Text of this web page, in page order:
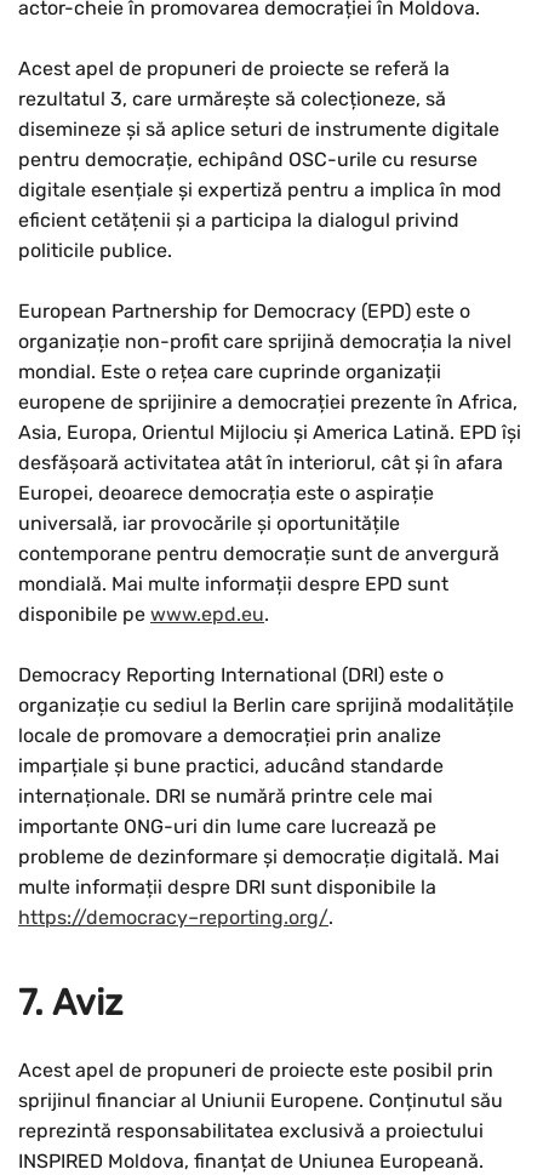
actor-cheie în promovarea democrației în Moldova.
Acest apel de propuneri de proiecte se referă la
rezultatul 3, care urmărește să colecționeze, să
disemineze și să aplice seturi de instrumente digitale
pentru democrație, echipând OSC-urile cu resurse
digitale esențiale și expertiză pentru a implica în mod
eficient cetățenii și a participa la dialogul privind
politicile publice.
European Partnership for Democracy (EPD) este o
organizație non-profit care sprijină democrația la nivel
mondial. Este o rețea care cuprinde organizații
europene de sprijinire a democrației prezente în Africa,
Asia, Europa, Orientul Mijlociu și America Latină. EPD își
desfășoară activitatea atât în interiorul, cât și în afara
Europei, deoarece democrația este o aspirație
universală, iar provocările și oportunitățile
contemporane pentru democrație sunt de anvergură
mondială. Mai multe informații despre EPD sunt
disponibile pe www.epd.eu.
Democracy Reporting International (DRI) este o
organizație cu sediul la Berlin care sprijină modalitățile
locale de promovare a democrației prin analize
imparțiale și bune practici, aducând standarde
internaționale. DRI se numără printre cele mai
importante ONG-uri din lume care lucrează pe
probleme de dezinformare și democrație digitală. Mai
multe informații despre DRI sunt disponibile la
https://democracy–reporting.org/.
7. Aviz
Acest apel de propuneri de proiecte este posibil prin
sprijinul financiar al Uniunii Europene. Conținutul său
reprezintă responsabilitatea exclusivă a proiectului
INSPIRED Moldova, finanțat de Uniunea Europeană.